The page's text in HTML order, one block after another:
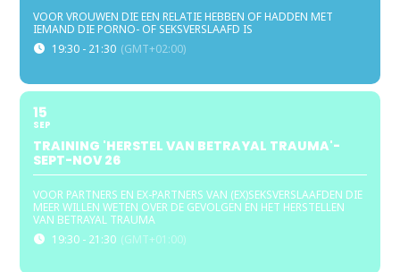
VOOR VROUWEN DIE EEN RELATIE HEBBEN OF HADDEN MET
IEMAND DIE PORNO- OF SEKSVERSLAAFD IS
19:30 - 21:30 (GMT+02:00)
15
SEP
TRAINING 'HERSTEL VAN BETRAYAL TRAUMA'-
SEPT-NOV 26
VOOR PARTNERS EN EX-PARTNERS VAN (EX)SEKSVERSLAAFDEN DIE
MEER WILLEN WETEN OVER DE GEVOLGEN EN HET HERSTELLEN
VAN BETRAYAL TRAUMA
19:30 - 21:30 (GMT+01:00)